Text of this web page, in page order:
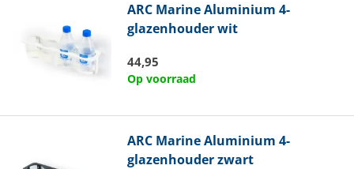
ARC MarineAluminium 4-
glazenhouder wit
44,95
Op voorraad
ARC MarineAluminium 4-
glazenhouder zwart